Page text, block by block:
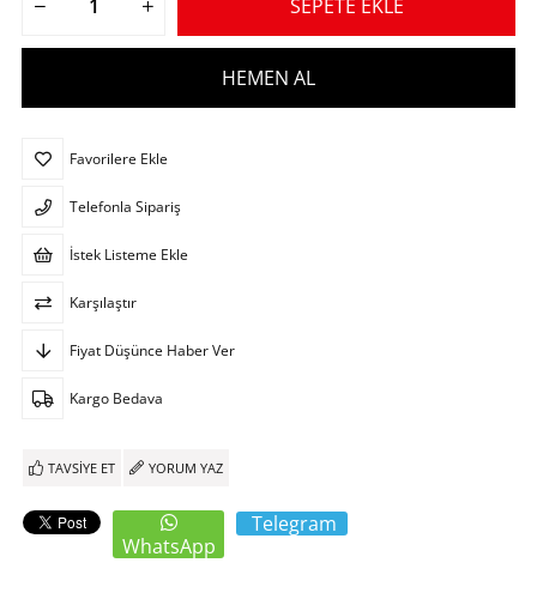
Favorilere Ekle
Telefonla Sipariş
İstek Listeme Ekle
Karşılaştır
Fiyat Düşünce Haber Ver
Kargo Bedava
TAVSIYE ET YORUM YAZ
WhatsApp
Telegram